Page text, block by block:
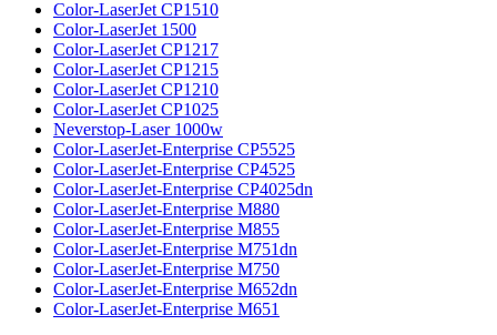
Color-LaserJet CP1510
Color-LaserJet 1500
Color-LaserJet CP1217
Color-LaserJet CP1215
Color-LaserJet CP1210
Color-LaserJet CP1025
Neverstop-Laser 1000w
Color-LaserJet-Enterprise CP5525
Color-LaserJet-Enterprise CP4525
Color-LaserJet-Enterprise CP4025dn
Color-LaserJet-Enterprise M880
Color-LaserJet-Enterprise M855
Color-LaserJet-Enterprise M751dn
Color-LaserJet-Enterprise M750
Color-LaserJet-Enterprise M652dn
Color-LaserJet-Enterprise M651